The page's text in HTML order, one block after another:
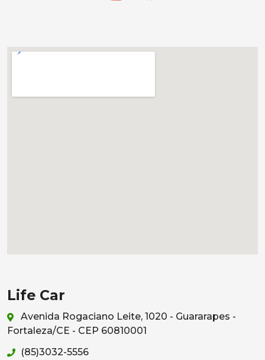
Life Car
Avenida Rogaciano Leite, 1020 - Guararapes -
Fortaleza/CE - CEP 60810001
(85)3032-5556